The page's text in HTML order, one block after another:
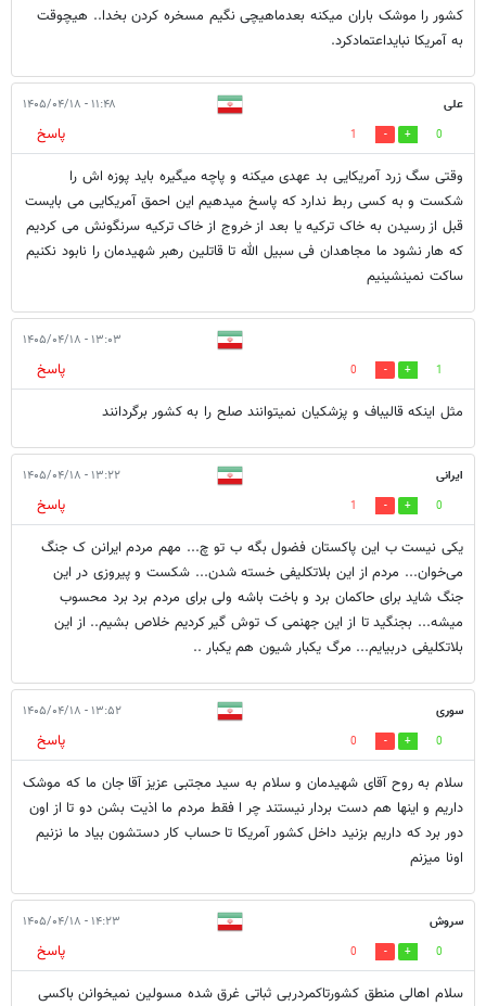
کشور را موشک باران میکنه بعدماهیچی نگیم مسخره کردن بخدا.. هیچوقت
به آمریکا نبایداعتمادکرد.
علی ۱۱:۴۸ - ۱۴۰۵/۰۴/۱۸
0
1
پاسخ
وقتی سگ زرد آمریکایی بد عهدی میکنه و پاچه میگیره باید پوزه اش را
شکست و به کسی ربط ندارد که پاسخ میدهیم این احمق آمریکایی می بایست
قبل از رسیدن به خاک ترکیه یا بعد از خروج از خاک ترکیه سرنگونش می کردیم
که هار نشود ما مجاهدان فی سبیل الله تا قاتلین رهبر شهیدمان را نابود نکنیم
ساکت نمینشینیم
۱۳:۰۳ - ۱۴۰۵/۰۴/۱۸
1
0
پاسخ
مثل اینکه قالیباف و پزشکیان نمیتوانند صلح را به کشور برگردانند
ایرانی ۱۳:۲۲ - ۱۴۰۵/۰۴/۱۸
0
1
پاسخ
یکی نیست ب این پاکستان فضول بگه ب تو چ... مهم مردم ایرانن ک جنگ
می‌خوان... مردم از این بلاتکلیفی خسته شدن... شکست و پیروزی در این
جنگ شاید برای حاکمان برد و باخت باشه ولی برای مردم برد برد محسوب
میشه... بجنگید تا از این جهنمی ک توش گیر کردیم خلاص بشیم.. از این
بلاتکلیفی دربیایم... مرگ یکبار شیون هم یکبار ..
سوری ۱۳:۵۲ - ۱۴۰۵/۰۴/۱۸
0
0
پاسخ
سلام به روح آقای شهیدمان و سلام به سید مجتبی عزیز آقا جان ما که موشک
داریم و اینها هم دست بردار نیستند چر ا فقط مردم ما اذیت بشن دو تا از اون
دور برد که داریم بزنید داخل کشور آمریکا تا حساب کار دستشون بیاد ما نزنیم
اونا میزنم
سروش ۱۴:۲۳ - ۱۴۰۵/۰۴/۱۸
0
0
پاسخ
سلام اهالی منطق کشورتاکمردربی ثباتی غرق شده مسولین نمیخوانن باکسی